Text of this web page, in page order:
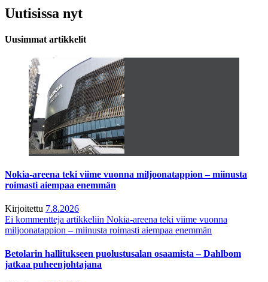
Uutisissa nyt
Uusimmat artikkelit
Nokia-areena teki viime vuonna miljoonatappion – miinusta
roimasti aiempaa enemmän
Kirjoitettu 7.8.2026
Ei kommentteja artikkeliin Nokia-areena teki viime vuonna
miljoonatappion – miinusta roimasti aiempaa enemmän
Betolarin hallitukseen puolustusalan osaamista – Dahlbom
jatkaa puheenjohtajana